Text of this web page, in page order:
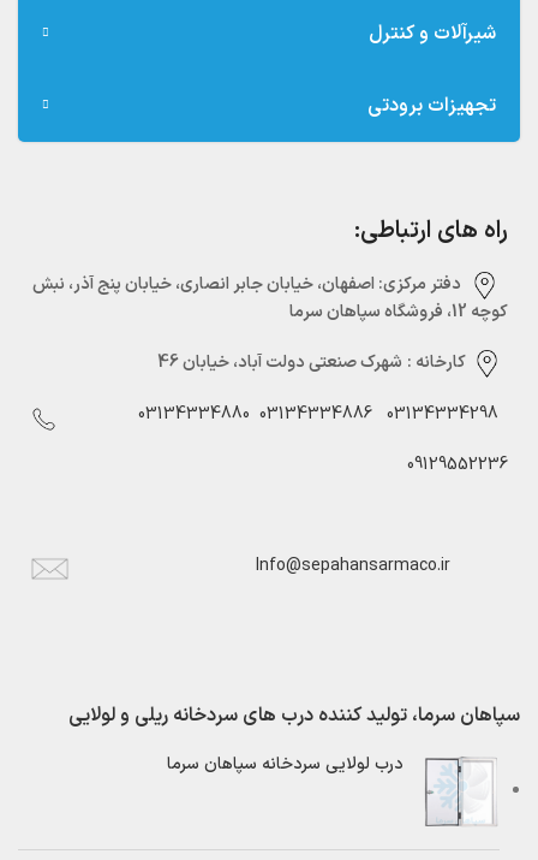
شیرآلات و کنترل
تجهیزات برودتی
راه های ارتباطی:
دفتر مرکزی:‌ اصفهان، خیابان جابر انصاری، خیابان پنج آذر، نبش
کوچه 12، فروشگاه سپاهان سرما
کارخانه : شهرک صنعتی دولت آباد، خیابان 46
03134334298
03134334886
03134334880
09129552236
Info@sepahansarmaco.ir
سپاهان سرما، تولید کننده درب های سردخانه ریلی و لولایی
درب لولایی سردخانه سپاهان سرما